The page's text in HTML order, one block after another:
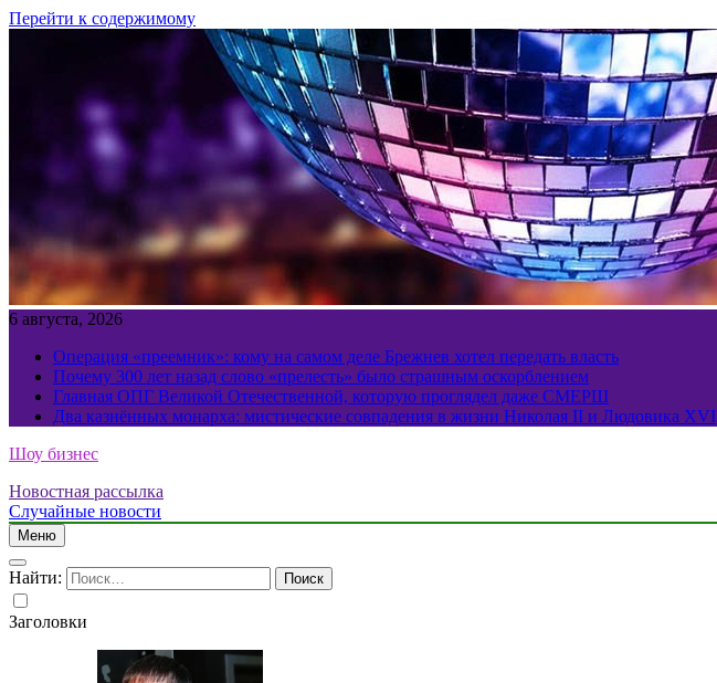
Перейти к содержимому
6 августа, 2026
Операция «преемник»: кому на самом деле Брежнев хотел передать власть
Почему 300 лет назад слово «прелесть» было страшным оскорблением
Главная ОПГ Великой Отечественной, которую проглядел даже СМЕРШ
Два казнённых монарха: мистические совпадения в жизни Николая II и Людовика XVI
Шоу бизнес
Новостная рассылка
Случайные новости
Меню
Найти:
Заголовки